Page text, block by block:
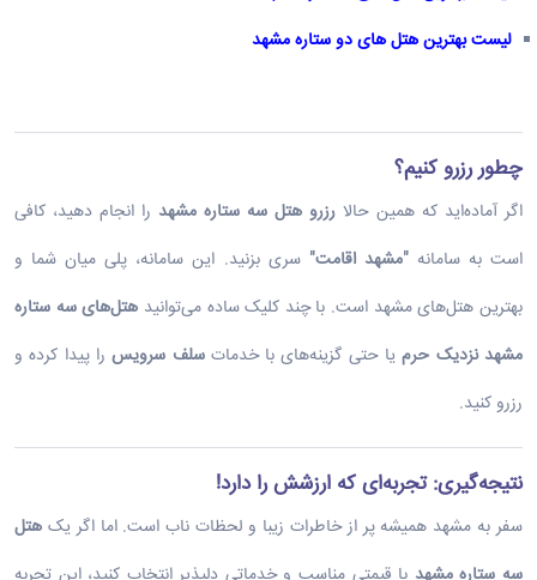
لیست بهترین هتل های دو ستاره مشهد
چطور رزرو کنیم؟
اگر آماده‌اید که همین حالا رزرو هتل سه ستاره مشهد را انجام دهید، کافی
است به سامانه"مشهد اقامت" سری بزنید. این سامانه، پلی میان شما و
بهترین هتل‌های مشهد است. با چند کلیک ساده می‌توانید هتل‌های سه ستاره
مشهد نزدیک حرمیا حتی گزینه‌های با خدماتسلف سرویسرا پیدا کرده و
رزرو کنید.
نتیجه‌گیری: تجربه‌ای که ارزشش را دارد!
سفر به مشهد همیشه پر از خاطرات زیبا و لحظات ناب است. اما اگر یک هتل